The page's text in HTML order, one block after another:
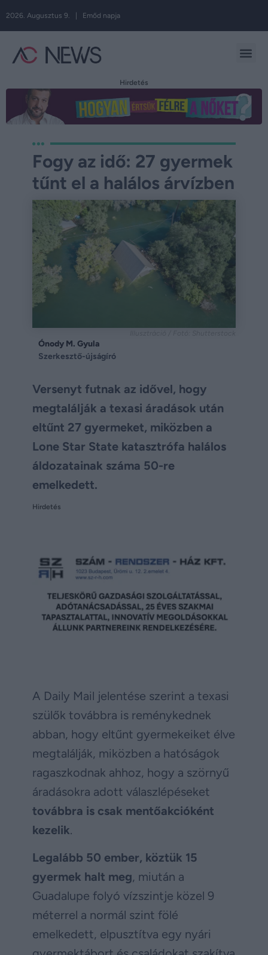
2026. Augusztus 9. | Emőd napja
Hirdetés
Fogy az idő: 27 gyermek
tűnt el a halálos árvízben
Ónody M. Gyula
Szerkesztő-újságíró
Versenyt futnak az idővel, hogy
megtalálják a texasi áradások után
eltűnt 27 gyermeket, miközben a
Lone Star State katasztrófa halálos
áldozatainak száma 50-re
emelkedett.
Hirdetés
A Daily Mail jelentése szerint a texasi
szülők továbbra is reménykednek
abban, hogy eltűnt gyermekeiket élve
megtalálják, miközben a hatóságok
ragaszkodnak ahhoz, hogy a szörnyű
áradásokra adott válaszlépéseket
továbbra is csak mentőakcióként
kezelik.
Legalább 50 ember, köztük 15
gyermek halt meg, miután a
Guadalupe folyó vízszintje közel 9
méterrel a normál szint fölé
emelkedett, elpusztítva egy nyári